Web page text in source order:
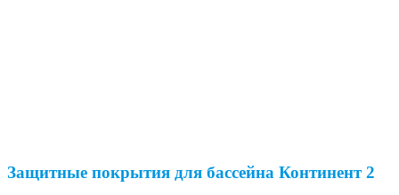
Защитные покрытия для бассейна Континент 2